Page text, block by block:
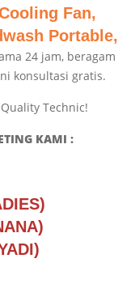
Fan,
Portable,
24 jam, beragam
konsultasi gratis.
Technic!
KAMI :